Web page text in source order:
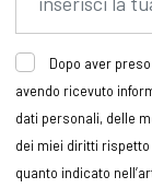
Dopo aver
avendo ricevuto
dati personali, delle
dei miei diritti
quanto indicato